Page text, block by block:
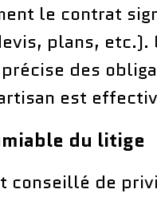
le contrat
plans, etc.).
des
est
du litige
conseillé de